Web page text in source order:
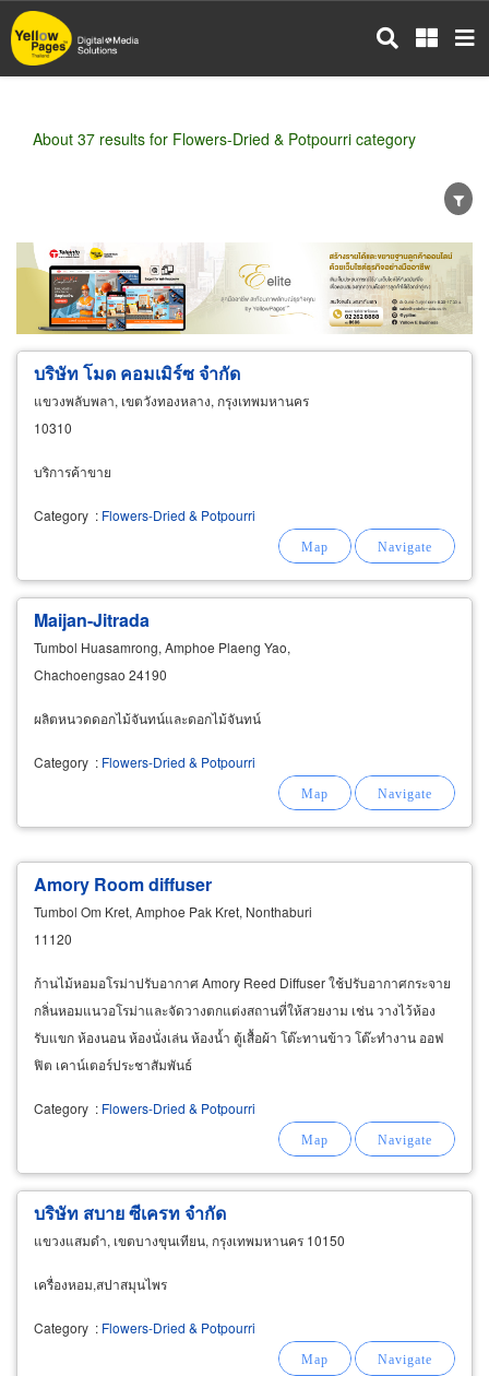
Skip
to
main
About 37 results for Flowers-Dried & Potpourri category
Wholesale Retail Manufacturer
Dealer
Exporter/Importer
Service Business
บริษัท โมด คอมเมิร์ซ จำกัด
แขวงพลับพลา, เขตวังทองหลาง, กรุงเทพมหานคร
10310
บริการค้าขาย
Category : Flowers-Dried & Potpourri
Maijan-Jitrada
Tumbol Huasamrong, Amphoe Plaeng Yao,
Chachoengsao 24190
ผลิตหนวดดอกไม้จันทน์และดอกไม้จันทน์
Category : Flowers-Dried & Potpourri
Amory Room diffuser
Tumbol Om Kret, Amphoe Pak Kret, Nonthaburi
11120
ก้านไม้หอมอโรม่าปรับอากาศ Amory Reed Diffuser ใช้ปรับอากาศกระจาย
กลิ่นหอมแนวอโรม่าและจัดวางตกแต่งสถานที่ให้สวยงาม เช่น วางไว้ห้อง
รับแขก ห้องนอน ห้องนั่งเล่น ห้องน้ำ ตู้เสื้อผ้า โต๊ะทานข้าว โต๊ะทำงาน ออฟ
ฟิต เคาน์เตอร์ประชาสัมพันธ์
Category : Flowers-Dried & Potpourri
บริษัท สบาย ซีเครท จำกัด
แขวงแสมดำ, เขตบางขุนเทียน, กรุงเทพมหานคร 10150
เครื่องหอม,สปาสมุนไพร
Category : Flowers-Dried & Potpourri